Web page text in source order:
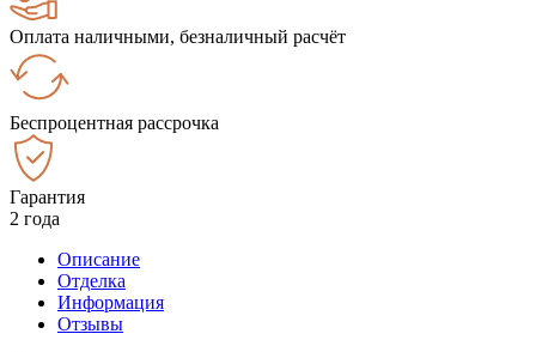
Оплата наличными, безналичный расчёт
Беспроцентная рассрочка
Гарантия
2 года
Описание
Отделка
Информация
Отзывы